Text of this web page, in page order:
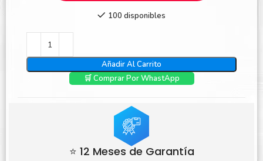
100 disponibles
Añadir Al Carrito
🛒 Comprar Por WhastApp
⭐ 12 Meses de Garantía